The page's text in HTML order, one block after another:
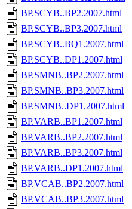
BP.SCYB..BP2.2007.html
BP.SCYB..BP3.2007.html
BP.SCYB..BQ1.2007.html
BP.SCYB..DP1.2007.html
BP.SMNB..BP2.2007.html
BP.SMNB..BP3.2007.html
BP.SMNB..DP1.2007.html
BP.VARB..BP1.2007.html
BP.VARB..BP2.2007.html
BP.VARB..BP3.2007.html
BP.VARB..DP1.2007.html
BP.VCAB..BP2.2007.html
BP.VCAB..BP3.2007.html